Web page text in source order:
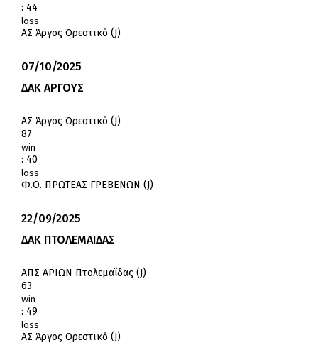
: 44
loss
ΑΣ Άργος Ορεστικό (J)
07/10/2025
ΔΑΚ ΑΡΓΟΥΣ
ΑΣ Άργος Ορεστικό (J)
87
win
: 40
loss
Φ.Ο. ΠΡΩΤΕΑΣ ΓΡΕΒΕΝΩΝ (J)
22/09/2025
ΔΑΚ ΠΤΟΛΕΜΑΙΔΑΣ
ΑΠΣ ΑΡΙΩΝ Πτολεμαΐδας (J)
63
win
: 49
loss
ΑΣ Άργος Ορεστικό (J)